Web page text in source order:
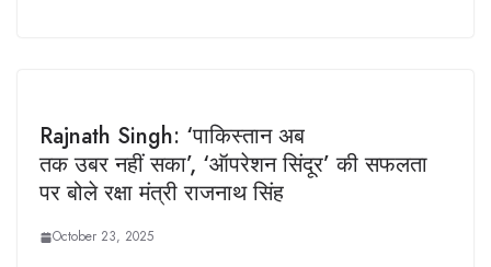
Rajnath Singh: ‘पाकिस्तान अब
तक उबर नहीं सका’, ‘ऑपरेशन सिंदूर’ की सफलता
पर बोले रक्षा मंत्री राजनाथ सिंह
October 23, 2025